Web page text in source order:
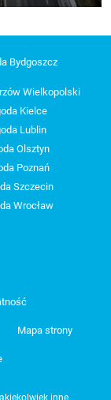
Bydgoszcz
Wielkopolski
Kielce
Lublin
Olsztyn
Poznań
Szczecin
Wrocław
Mapa strony
inne